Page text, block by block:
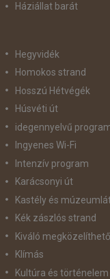
Háziállat barát
Hegyvidék
Homokos strand
Hosszú Hétvégék
Húsvéti út
idegennyelvű
Ingyenes Wi-Fi
Intenzív program
Karácsonyi út
Kastély és
Kék zászlós strand
Kiváló
Klímás
Kultúra és történelem